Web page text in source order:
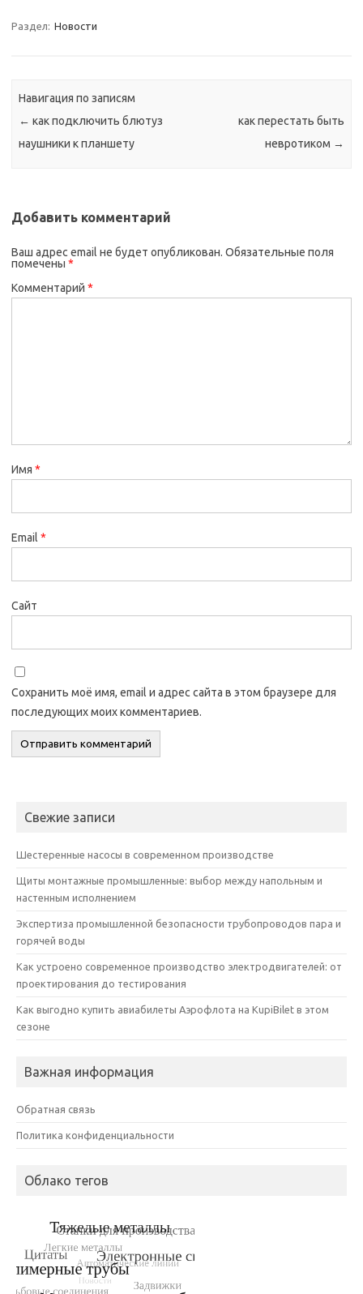
Раздел: Новости
Навигация по записям
← как подключить блютуз
наушники к планшету
как перестать быть
невротиком →
Добавить комментарий
Ваш адрес email не будет опубликован. Обязательные поля
помечены *
Комментарий *
Имя *
Email *
Сайт
Сохранить моё имя, email и адрес сайта в этом браузере для
последующих моих комментариев.
Свежие записи
Шестеренные насосы в современном производстве
Щиты монтажные промышленные: выбор между напольным и
настенным исполнением
Экспертиза промышленной безопасности трубопроводов пара и
горячей воды
Как устроено современное производство электродвигателей: от
проектирования до тестирования
Как выгодно купить авиабилеты Аэрофлота на KupiBilet в этом
сезоне
Важная информация
Обратная связь
Политика конфиденциальности
Облако тегов